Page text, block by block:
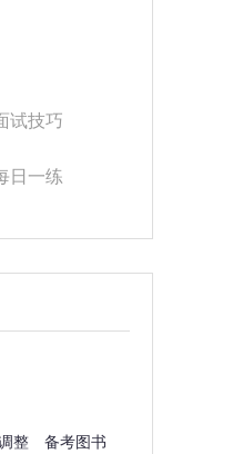
试技巧
日一练
整 备考图书